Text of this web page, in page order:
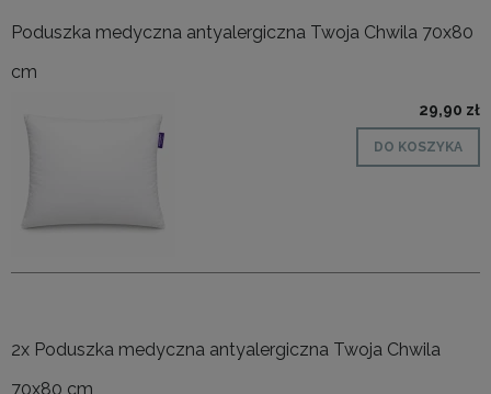
Poduszka medyczna antyalergiczna Twoja Chwila 70x80
cm
29,90 zł
DO KOSZYKA
2x Poduszka medyczna antyalergiczna Twoja Chwila
70x80 cm